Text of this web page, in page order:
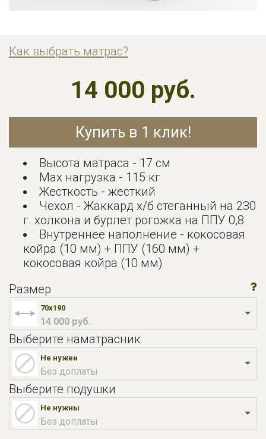
Как выбрать матрас?
Купить в 1 клик!
14 000 руб.
Высота матраса - 17 см
Мах нагрузка - 115 кг
Жесткость - жесткий
Чехол - Жаккард х/б стеганный на 230
г. холкона и бурлет рогожка на ППУ 0,8
Внутреннее наполнение - кокосовая
койра (10 мм) + ППУ (160 мм) +
кокосовая койра (10 мм)
Размер
70x190
14 000 руб.
Выберите наматрасник
Не нужен
Без доплаты
Выберите подушки
Не нужны
Без доплаты